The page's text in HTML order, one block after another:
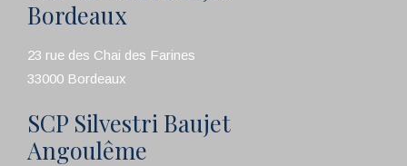
Bordeaux
23 rue des Chai des Farines
33000 Bordeaux
SCP Silvestri Baujet
Angoulême